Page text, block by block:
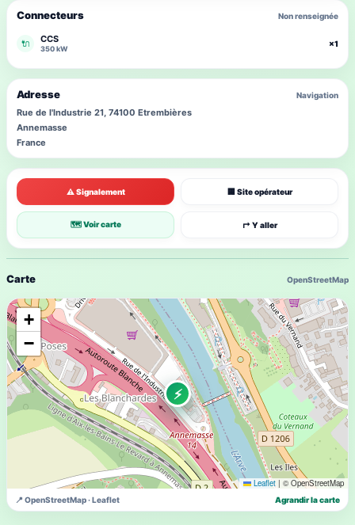
Carte OpenStreetMap
⚡
+
−
Leaflet | © OpenStreetMap
📍 OpenStreetMap · Leaflet Agrandir la carte
⚠ Signalement 🏢 Site opérateur
🗺 Voir carte ↱ Y aller
Connecteurs Non renseignée
🔌 CCS
350 kW
×1
Adresse Navigation
Rue de l'Industrie 21, 74100 Etrembières
Annemasse
France